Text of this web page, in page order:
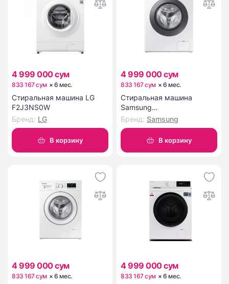
4 999 000 сум
833 167 сум ×6 мес.
Стиральная машина LG
F2J3NS0W
Бренд: LG
В корзину
4 999 000 сум
833 167 сум ×6 мес.
Стиральная машина
Samsung
WW70AG4S21VELD
Бренд: Samsung
В корзину
4 999 000 сум
833 167 сум ×6 мес.
4 999 000 сум
833 167 сум ×6 мес.